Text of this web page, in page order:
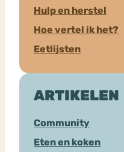
Hulp en herstel
Hoe vertel ik het?
Eetlijsten
ARTIKELEN
Community
Eten en koken